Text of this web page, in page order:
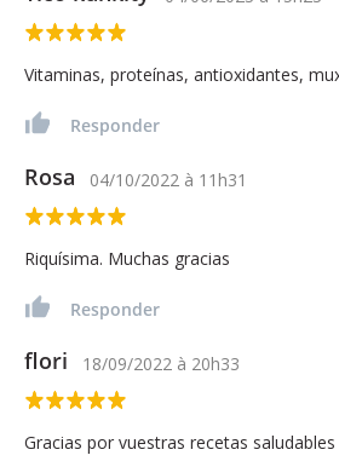
Vitaminas, proteínas, antioxidantes,
Responder
Rosa 04/10/2022 à 11h31
Riquísima. Muchas gracias
Responder
flori 18/09/2022 à 20h33
Gracias por vuestras recetas saludables